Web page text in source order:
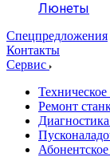
Люнеты
Спецпредложения
Контакты
Сервис
Ремонт